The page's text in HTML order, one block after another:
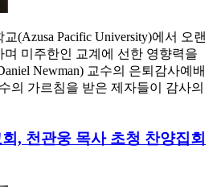
(Azusa Pacific University)에서 오랜
미주한인 교계에 선한 영향력을
Newman) 교수의 은퇴감사예배
의 가르침을 받은 제자들이 감사의
, 천관웅 목사 초청 찬양집회